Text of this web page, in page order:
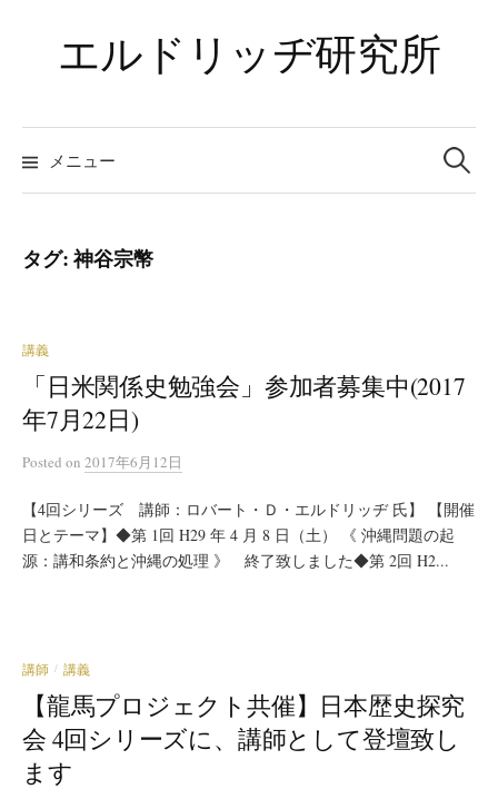
ツ
へ
ス
ッ
エルドリッヂ研究所
メニュー
検
索:
タグ:神谷宗幣
講義
「日米関係史勉強会」参加者募集中(2017
年7月22日)
Posted on 2017年6月12日
【4回シリーズ 講師：ロバート・Ｄ・エルドリッヂ 氏】 【開催
日とテーマ】◆第 1回 H29 年 4 月 8 日（土） 《 沖縄問題の起
源：講和条約と沖縄の処理 》 終了致しました◆第 2回 H2...
講師 / 講義
【龍馬プロジェクト共催】日本歴史探究
会 4回シリーズに、講師として登壇致し
ます